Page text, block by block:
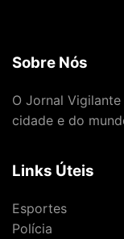
Sobre Nós
O Jornal
cidade e do
Links Úteis
Esportes
Polícia